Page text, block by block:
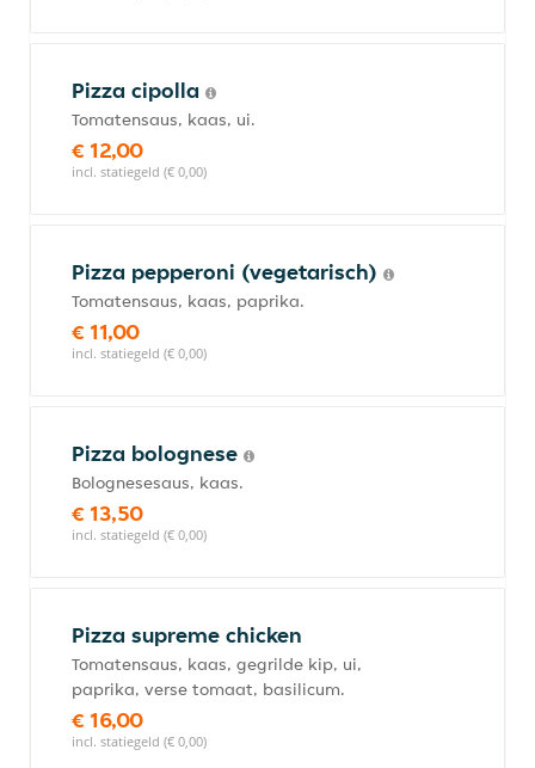
Pizza cipolla
Tomatensaus, kaas, ui.
€ 12,00
incl. statiegeld (€ 0,00)
Pizza pepperoni (vegetarisch)
Tomatensaus, kaas, paprika.
€ 11,00
incl. statiegeld (€ 0,00)
Pizza bolognese
Bolognesesaus, kaas.
€ 13,50
incl. statiegeld (€ 0,00)
Pizza supreme chicken
Tomatensaus, kaas, gegrilde kip, ui,
paprika, verse tomaat, basilicum.
€ 16,00
incl. statiegeld (€ 0,00)